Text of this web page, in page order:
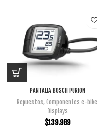
PANTALLA BOSCH PURION
Repuestos, Componentes e-bike
Displays
$139.989